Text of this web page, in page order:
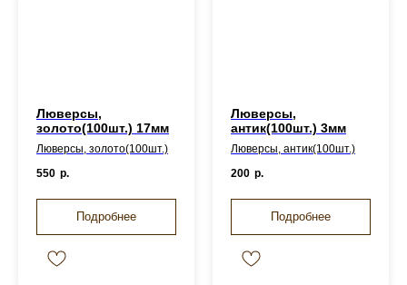
Люверсы,
золото(100шт.) 17мм
Люверсы, золото(100шт.)
550 р.
Подробнее
Люверсы,
антик(100шт.) 3мм
Люверсы, антик(100шт.)
200 р.
Подробнее